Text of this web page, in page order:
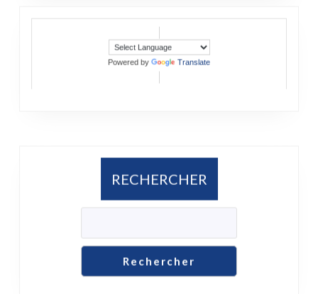
Powered by Translate
RECHERCHER
Rechercher